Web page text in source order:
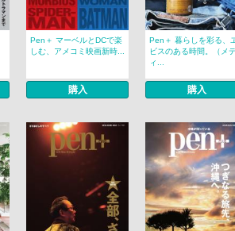
Pen＋ マーベルとDCで楽
しむ、アメコミ映画新時...
購入
Pen＋ 暮らしを彩る、
ビスのある時間。（メ
ィ...
購入